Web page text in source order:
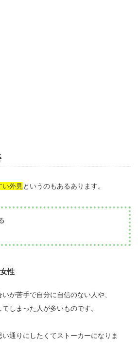
い外見というのもあるあります。
性
が苦手で自分に自信のない人や、
しまった人が多いものです。
通りにしたくてストーカーになりま